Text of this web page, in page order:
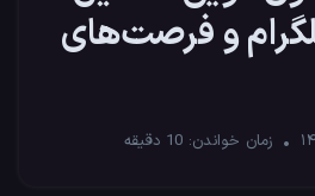
و فرصت‌های
زمان خواندن: 10 دقیقه